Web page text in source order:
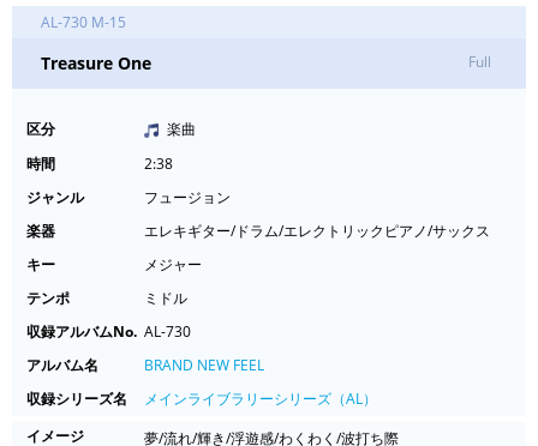
AL-730 M-15
Treasure One Full
区分
楽曲
時間
2:38
ジャンル
フュージョン
楽器
エレキギター/ドラム/エレクトリックピアノ/サックス
キー
メジャー
テンポ
ミドル
収録アルバムNo. AL-730
アルバム名
BRAND NEW FEEL
収録シリーズ名
メインライブラリーシリーズ（AL）
イメージ
夢/流れ/輝き/浮遊感/わくわく/波打ち際